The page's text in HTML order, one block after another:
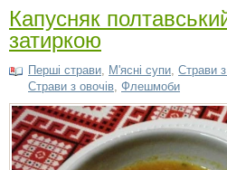
Капусняк
затиркою
Перші страви, М'ясні супи, Страви
Страви з овочів, Флешмоби